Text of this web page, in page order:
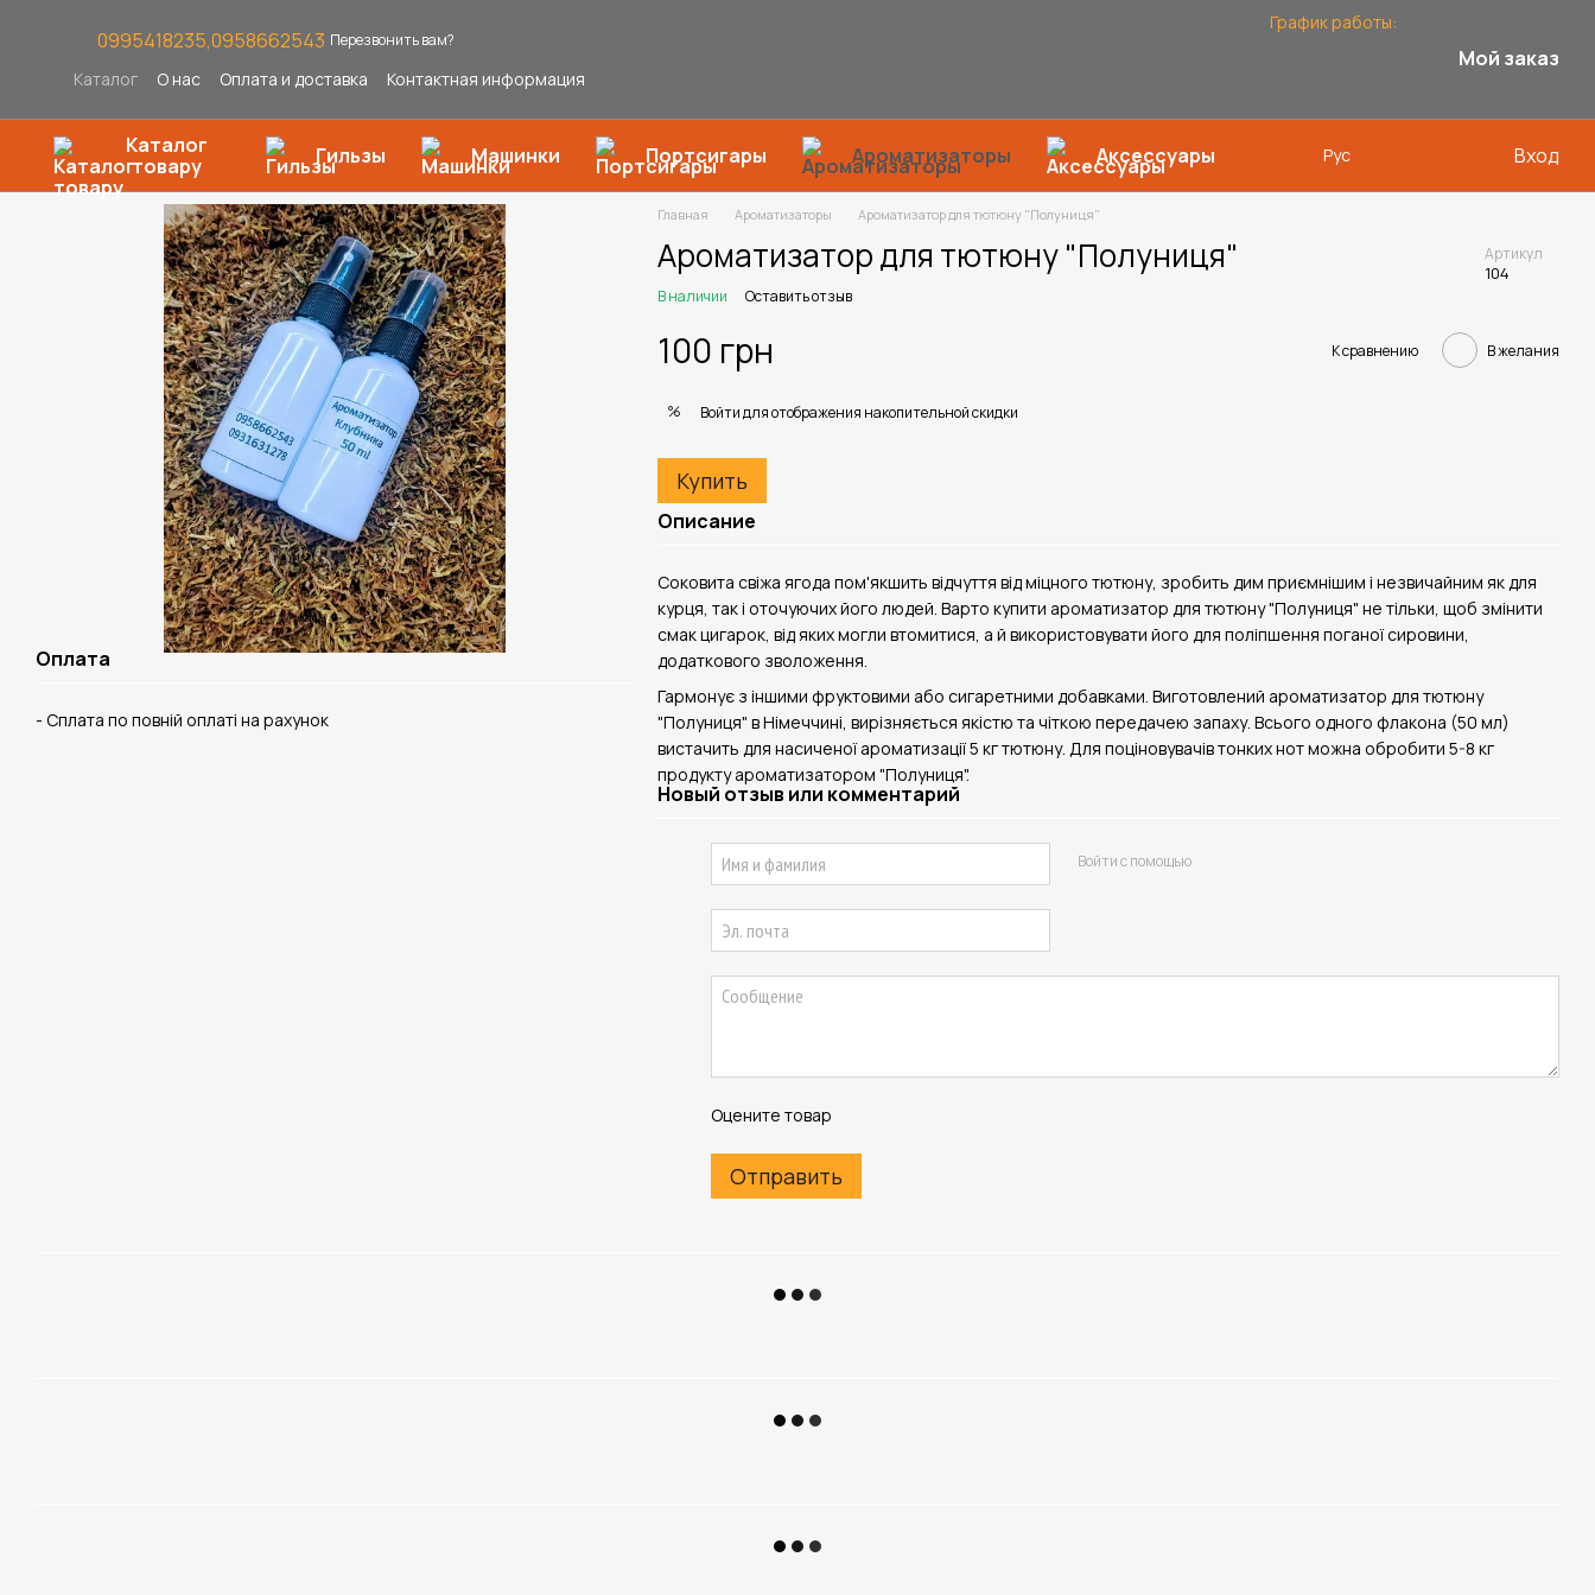
0995418235,0958662543 Перезвонить вам?
Каталог О нас Оплата и доставка Контактная информация
График работы:
Мой заказ
Каталог
товару
Гильзы Машинки Портсигары Ароматизаторы Аксессуары Рус Вход
Оплата
- Сплата по повній оплаті на рахунок
Главная Ароматизаторы Ароматизатор для тютюну "Полуниця"
Ароматизатор для тютюну "Полуниця" Артикул
104
В наличии Оставить отзыв
100 грн К сравнению В желания
% Войтидля отображения накопительной скидки
Купить
Описание
Соковита свіжа ягода пом'якшить відчуття від міцного тютюну, зробить дим приємнішим і незвичайним як для
курця, так і оточуючих його людей. Варто купити ароматизатор для тютюну "Полуниця" не тільки, щоб змінити
смак цигарок, від яких могли втомитися, а й використовувати його для поліпшення поганої сировини,
додаткового зволоження.
Гармонує з іншими фруктовими або сигаретними добавками. Виготовлений ароматизатор для тютюну
"Полуниця" в Німеччині, вирізняється якістю та чіткою передачею запаху. Всього одного флакона (50 мл)
вистачить для насиченої ароматизації 5 кг тютюну. Для поціновувачів тонких нот можна обробити 5-8 кг
продукту ароматизатором "Полуниця".
Новый отзыв или комментарий
Войти с помощью
Оцените товар
Отправить